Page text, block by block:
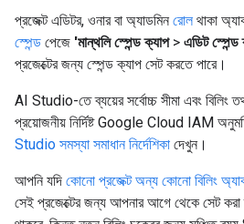
প্রজেক্ট এডিটর, ওনার বা অ্যাডমিন রোলথাকা
স্পেন্ড পেজে 'মান্থলি স্পেন্ড ক্যাপ> এডিট
প্রজেক্টের জন্য স্পেন্ড ক্যাপ সেট করতে পারে।
AI Studio-তে ব্যয়ের সর্বোচ্চ সীমা এবং বিলিং
প্রয়োজনীয় নির্দিষ্ট Google Cloud IAM
Studio সমস্যা সমাধান নির্দেশিকা দেখুন।
আপনি যদি কোনো প্রজেক্ট অন্য কোনো বিলিং
সেই প্রজেক্টের জন্য আপনার আগে থেকে সেট করা